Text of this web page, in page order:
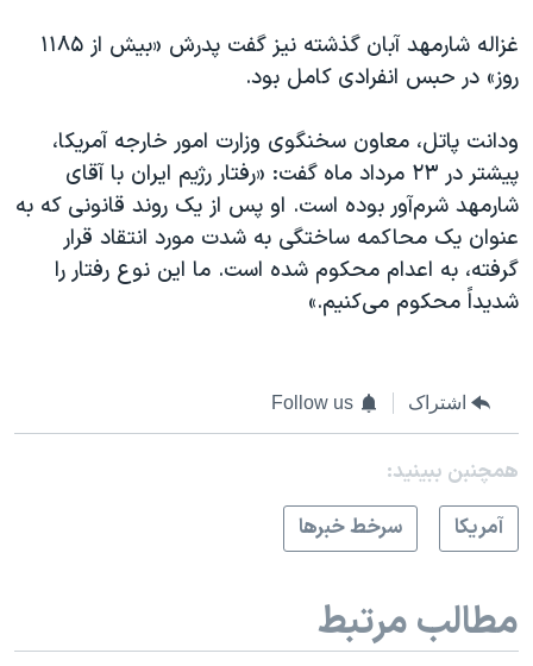
غزاله شارمهد آبان گذشته نیز گفت پدرش «بیش از ۱۱۸۵
روز» در حبس انفرادی کامل بود.
ودانت پاتل، معاون سخنگوی وزارت امور خارجه آمریکا،
پیشتر در ۲۳ مرداد ماه گفت: «رفتار رژیم ایران با آقای
شارمهد شرم‌آور بوده است. او پس از یک روند قانونی که به
عنوان یک محاکمه ساختگی به شدت مورد انتقاد قرار
گرفته، به اعدام محکوم شده است. ما این نوع رفتار را
شدیداً محکوم می‌کنیم.»
اشتراک Follow us
همچنبن ببینید:
آمريکا
سرخط خبرها
مطالب مرتبط